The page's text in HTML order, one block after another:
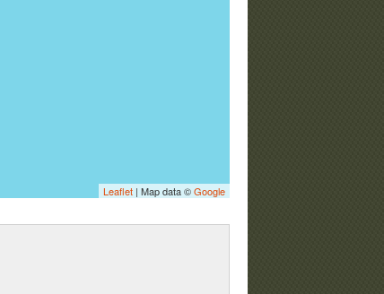
Leaflet | Map data ©Google